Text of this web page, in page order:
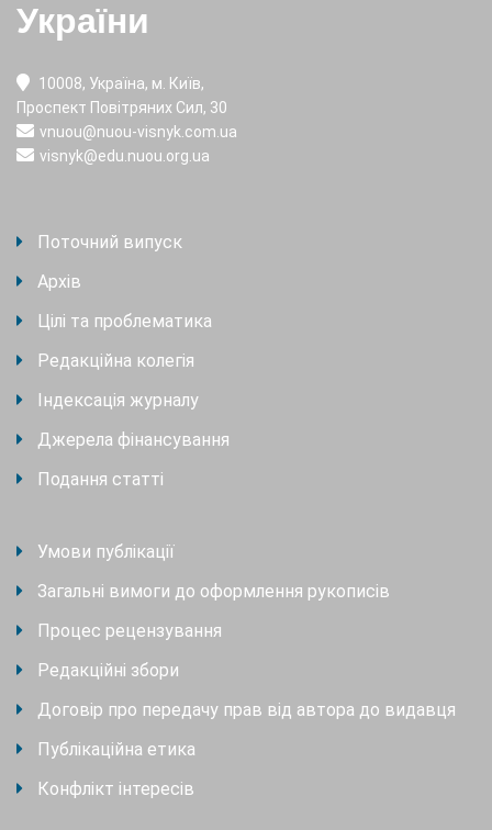
України
10008, Україна, м. Київ,
Проспект Повітряних Сил, 30
vnuou@nuou-visnyk.com.ua
visnyk@edu.nuou.org.ua
Поточний випуск
Архів
Цілі та проблематика
Редакційна колегія
Індексація журналу
Джерела фінансування
Подання статті
Умови публікації
Загальні вимоги до оформлення рукописів
Процес рецензування
Редакційні збори
Договір про передачу прав від автора до видавця
Публікаційна етика
Конфлікт інтересів